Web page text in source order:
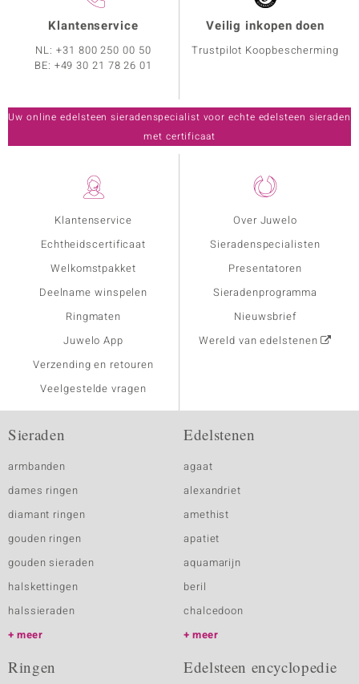
Klantenservice
Echtheidscertificaat
Welkomstpakket
Deelname winspelen
Ringmaten
Juwelo App
Verzending en retouren
Veelgestelde vragen
Over Juwelo
Sieradenspecialisten
Presentatoren
Sieradenprogramma
Nieuwsbrief
Wereld van edelstenen
Klantenservice
NL:+31 800 250 00 50
BE: +49 30 21 78 26 01
Veilig inkopen doen
Trustpilot Koopbescherming
Uw online edelsteen sieradenspecialist voor echte edelsteen sieraden
met certificaat
Sieraden
armbanden
dames ringen
diamant ringen
gouden ringen
gouden sieraden
halskettingen
halssieraden
meer
Edelstenen
agaat
alexandriet
amethist
apatiet
aquamarijn
beril
chalcedoon
meer
Ringen Edelsteen encyclopedie